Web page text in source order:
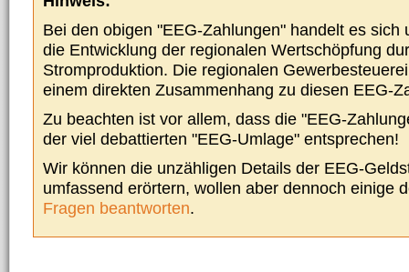
Bei den obigen "EEG-Zahlungen" handelt es sich
die Entwicklung der regionalen Wertschöpfung
Stromproduktion. Die regionalen
einem direkten Zusammenhang zu diesen EEG-
Zu beachten ist vor allem, dass die "EEG-
der viel debattierten "EEG-Umlage" entsprechen!
Wir können die unzähligen Details der EEG-
umfassend erörtern, wollen aber dennoch einige
Fragen beantworten.